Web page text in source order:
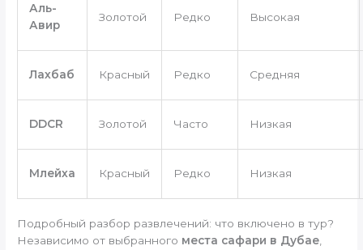
Аль-
Авир
Золотой Редко Высокая
Лахбаб Красный Редко Средняя
DDCR Золотой Часто Низкая
Млейха Красный Редко Низкая
Подробный разбор развлечений: что включено в тур?
Независимо от выбранного места сафари в Дубае,